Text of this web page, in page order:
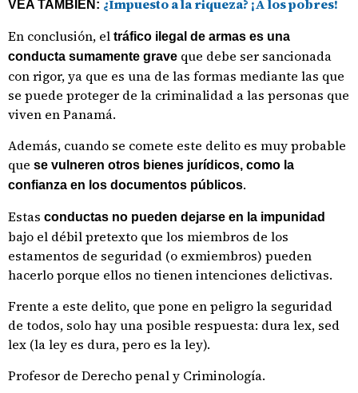
VEA TAMBIÉN: ¿Impuesto a la riqueza? ¡A los pobres!
En conclusión, el tráfico ilegal de armas es una
conducta sumamente grave que debe ser sancionada
con rigor, ya que es una de las formas mediante las que
se puede proteger de la criminalidad a las personas que
viven en Panamá.
Además, cuando se comete este delito es muy probable
que se vulneren otros bienes jurídicos, como la
confianza en los documentos públicos.
Estas conductas no pueden dejarse en la impunidad
bajo el débil pretexto que los miembros de los
estamentos de seguridad (o exmiembros) pueden
hacerlo porque ellos no tienen intenciones delictivas.
Frente a este delito, que pone en peligro la seguridad
de todos, solo hay una posible respuesta: dura lex, sed
lex (la ley es dura, pero es la ley).
Profesor de Derecho penal y Criminología.